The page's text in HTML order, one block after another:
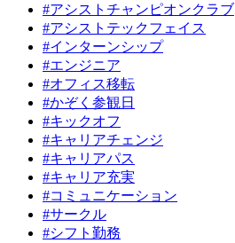
#アシストチャンピオンクラブ
#アシストテックフェイス
#インターンシップ
#エンジニア
#オフィス移転
#かぞく参観日
#キックオフ
#キャリアチェンジ
#キャリアパス
#キャリア充実
#コミュニケーション
#サークル
#シフト勤務